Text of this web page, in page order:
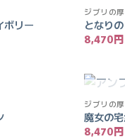
ボリー
ジブリの
となり
8,470円
ジブリの
魔女の
8,470円